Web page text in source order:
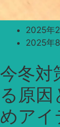
2025年
2025年
今冬対
る原
めアイ